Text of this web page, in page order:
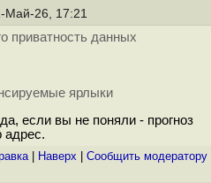
Май-26, 17:21
приватность данных
ярлыки
если вы не поняли - прогноз
адрес.
| Наверх Cообщить модератору